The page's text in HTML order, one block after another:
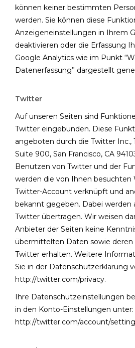
können keiner bestimmten
werden. Sie können diese
Anzeigeneinstellungen in Ihrem
deaktivieren oder die Erfassung
Google Analytics wie im Punkt
Datenerfassung” dargestellt
Twitter
Auf unseren Seiten sind
Twitter eingebunden. Diese
angeboten durch die Twitter Inc.,
Suite 900, San Francisco, CA
Benutzen von Twitter und der
werden die von Ihnen
Twitter-Account verknüpft und
bekannt gegeben. Dabei werden
Twitter übertragen. Wir weisen
Anbieter der Seiten keine
übermittelten Daten sowie
Twitter erhalten. Weitere
Sie in der Datenschutzerklärung
http://twitter.com/privacy.
Ihre Datenschutzeinstellungen
in den Konto-Einstellungen unter:
http://twitter.com/account/